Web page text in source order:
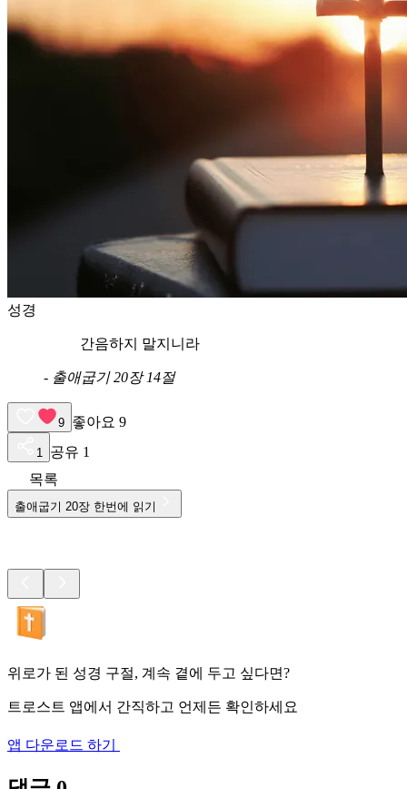
성경
간음하지 말지니라
- 출애굽기 20장 14절
9 좋아요 9
1 공유 1
목록
출애굽기 20장 한번에 읽기
위로가 된 성경 구절, 계속 곁에 두고 싶다면?
트로스트 앱에서 간직하고 언제든 확인하세요
앱 다운로드 하기